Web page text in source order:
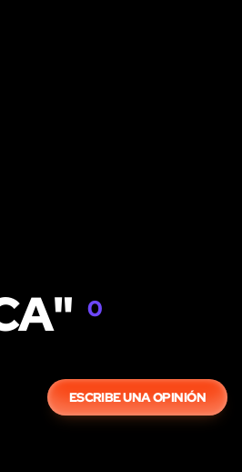
0
ESCRIBE UNA OPINIÓN